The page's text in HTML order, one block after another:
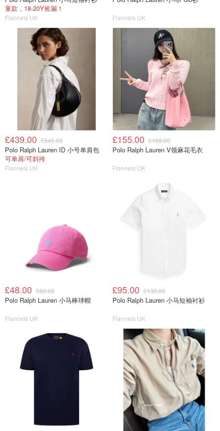
童款，18-20Y捡漏！
Flannels UK Flannels UK
£439.00 £545.00
Polo Ralph Lauren ID 小号单肩包
可单肩/可斜挎
Flannels UK
£155.00 £189.00
Polo Ralph Lauren V领麻花毛衣
Flannels UK
£48.00 £60.00
Polo Ralph Lauren 小马棒球帽
Flannels UK
£95.00 £135.00
Polo Ralph Lauren 小马短袖衬衫
Flannels UK